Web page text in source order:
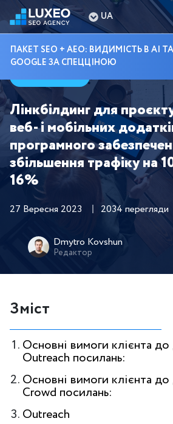
UA
ПАКЕТ SEO + AEO: ВИДИМІСТЬ В AI
GOOGLE ЗА СПЕЦЦІНОЮ
Кейси
Лінкбілдинг для
веб- і мобільних
програмного
збільшення трафіку на
16%
27 Вересня 2023 2034 перегляди
Dmytro Kovshun
Редактор
Зміст
Основні вимоги клієнта
Outreach посилань:
Основні вимоги клієнта
Crowd посилань:
Outreach